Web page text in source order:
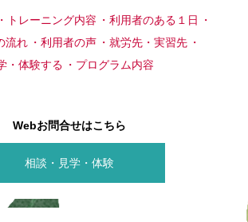
トレーニング内容
利用者のある１日
流れ
利用者の声
就労先・実習先
・体験する
プログラム内容
Webお問合せはこちら
相談・見学・体験